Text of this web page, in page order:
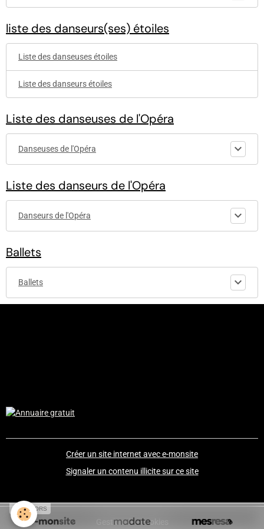
liste des danseurs(ses) étoiles
Liste des danseuses étoiles
Liste des danseurs étoiles
Liste des danseuses de l'Opéra
Danseuses de l'Opéra
Liste des danseurs de l'Opéra
Danseurs de l'Opéra
Ballets
Ballets
Créer un site internet avec e-monsite
Signaler un contenu illicite sur ce site
Gestion des cookies
SPONSORS